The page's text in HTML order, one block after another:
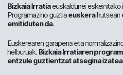
Bizkaia Irratiaeuskaldunei eskeinitako
Programazino guztia euskerahutsean
emitiduten da.
Euskerearen garapena eta
helburuak. Bizkaia Irratiaren
entzule guztientzat atsegina